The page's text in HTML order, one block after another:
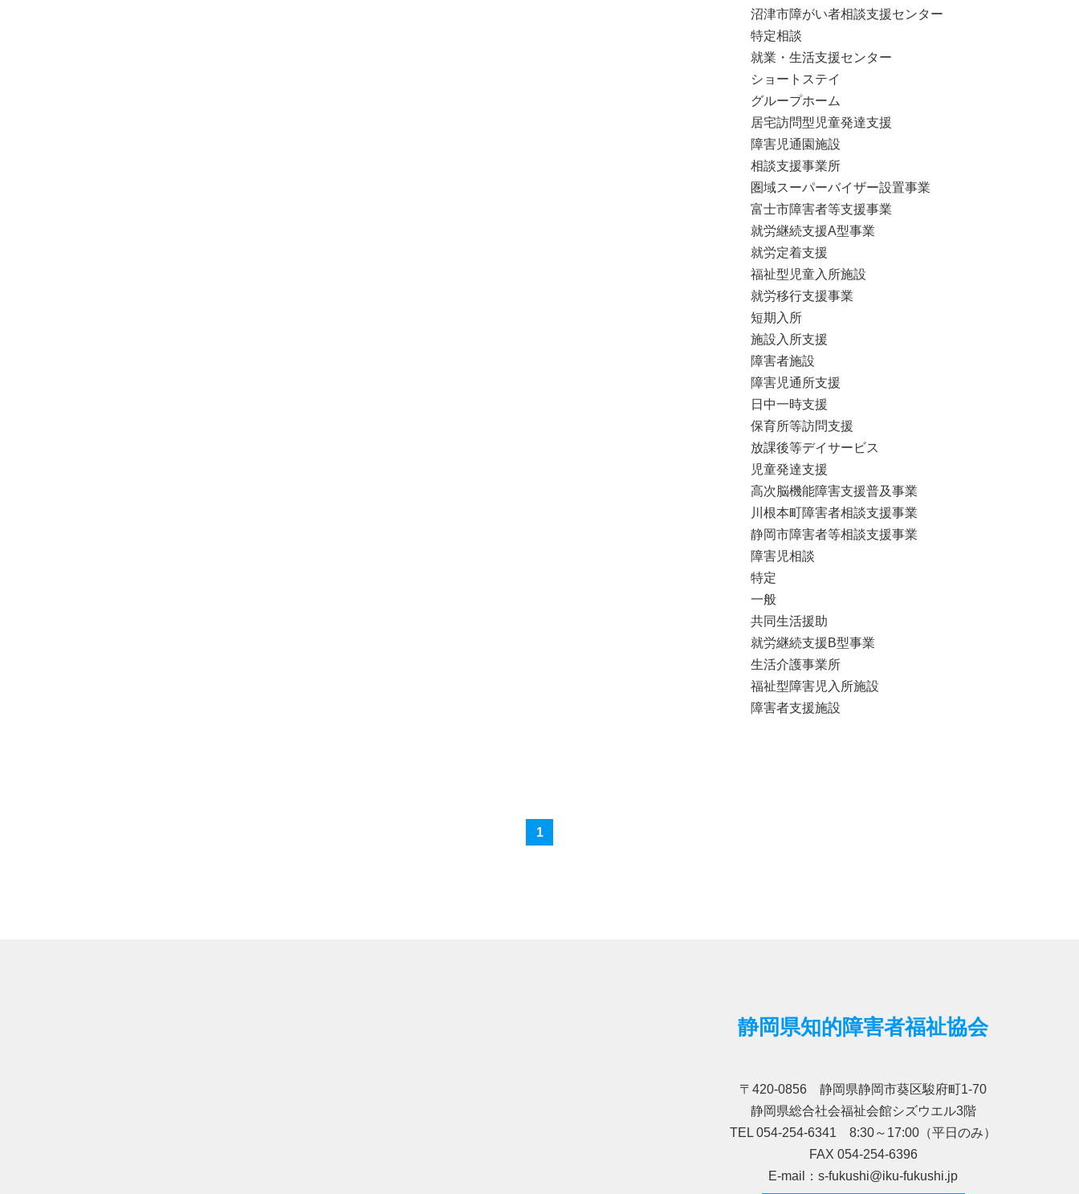
沼津市障がい者相談支援センター
特定相談
就業・生活支援センター
ショートステイ
グループホーム
居宅訪問型児童発達支援
障害児通園施設
相談支援事業所
圏域スーパーバイザー設置事業
富士市障害者等支援事業
就労継続支援A型事業
就労定着支援
福祉型児童入所施設
就労移行支援事業
短期入所
施設入所支援
障害者施設
障害児通所支援
日中一時支援
保育所等訪問支援
放課後等デイサービス
児童発達支援
高次脳機能障害支援普及事業
川根本町障害者相談支援事業
静岡市障害者等相談支援事業
障害児相談
特定
一般
共同生活援助
就労継続支援B型事業
生活介護事業所
福祉型障害児入所施設
障害者支援施設
1
静岡県知的障害者福祉協会
〒420-0856 静岡県静岡市葵区駿府町1-70
静岡県総合社会福祉会館シズウエル3階
TEL 054-254-6341 8:30～17:00（平日のみ）
FAX 054-254-6396
E-mail：s-fukushi@iku-fukushi.jp